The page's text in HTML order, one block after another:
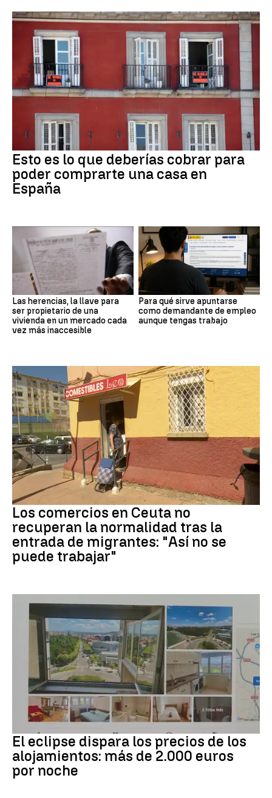
Esto es lo que deberías cobrar para
poder comprarte una casa en
España
Las herencias, la llave para
ser propietario de una
vivienda en un mercado cada
vez más inaccesible
Para qué sirve apuntarse
como demandante de empleo
aunque tengas trabajo
Crisis migrantes
Los comercios en Ceuta no
recuperan la normalidad tras la
entrada de migrantes: "Así no se
puede trabajar"
Eclipse solar
El eclipse dispara los precios de los
alojamientos: más de 2.000 euros
por noche